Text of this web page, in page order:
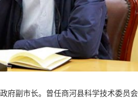
府副市长。曾任商河县科学技术委员